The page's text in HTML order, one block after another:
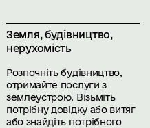
Земля, будівництво,
нерухомість
Розпочніть будівництво,
отримайте послуги з
землеустрою. Візьміть
потрібну довідку або витяг
або знайдіть потрібного